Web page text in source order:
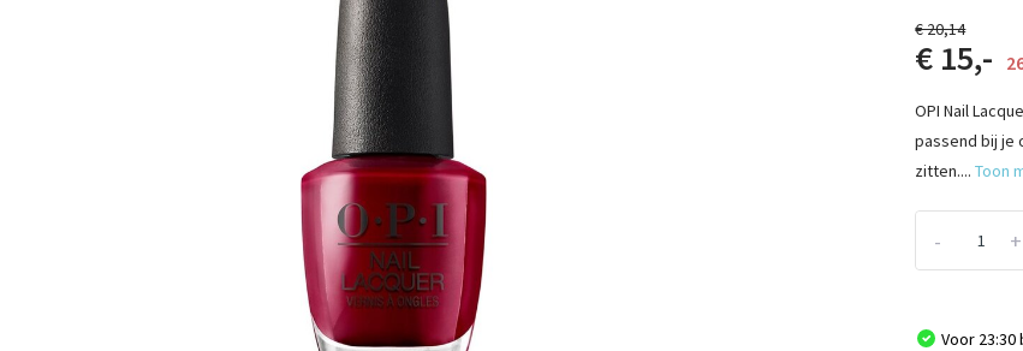
€ 20,14
€ 15,-
OPI Nail
passend bij je
zitten....Toon
+
-
Voor